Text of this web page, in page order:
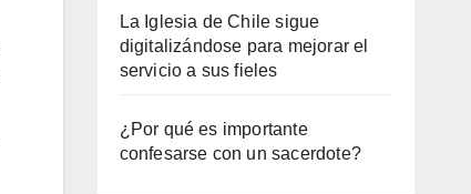
La Iglesia de Chile sigue
digitalizándose para mejorar el
servicio a sus fieles
¿Por qué es importante
confesarse con un sacerdote?